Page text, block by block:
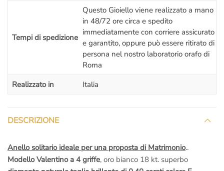
Anello Solitario include:
CertificazioneinternazionaleGIA America con incisione al
al gambo dell’anello (massimo 25 caratteri)
– Spedizione assicurata e garantita
italiana seria, tutti gli acquisti sono regolarmente
– Nessuna tassa a sorpresa!!! Noi siamo di Roma, il pacco
contenente il tuo gioielloparte dal nostro laboratorio orafo di
Tempi di spedizione
Questo Gioiello viene realizzato a mano
in 48/72 ore circa e spedito
immediatamente con corriere assicurato
e garantito, oppure può essere ritirato di
persona nel nostro laboratorio orafo di
Roma
Realizzato in
Italia
DESCRIZIONE
Anello solitario ideale per una proposta di Matrimonio..
Modello Valentino a 4 griffe, oro bianco 18 kt. superbo